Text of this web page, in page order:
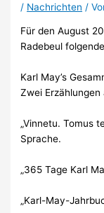
/ Nachrichten /
Für den August
Radebeul
Karl May’s
Zwei Erzählungen
„Vinnetu. Tomus
Sprache.
„365 Tage Karl
„Karl-May-